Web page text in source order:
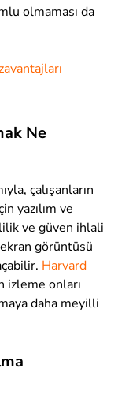
olmaması da
Ne
çalışanların
yazılım ve
ve güven ihlali
görüntüsü
Harvard
izleme onları
daha meyilli